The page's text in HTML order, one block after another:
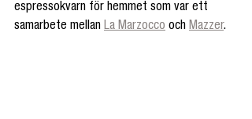
espressokvarn för hemmet som var ett
samarbete mellan La Marzocco och Mazzer.